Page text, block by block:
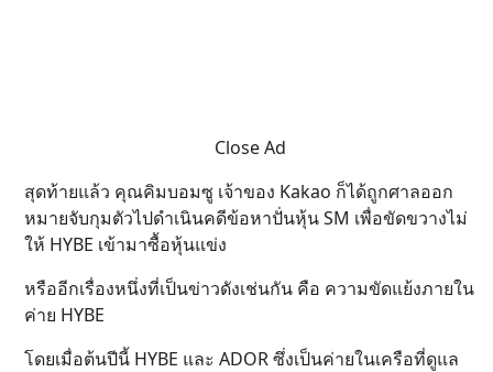
Close Ad
สุดท้ายแล้ว คุณคิมบอมซู เจ้าของ Kakao ก็ได้ถูกศาลออก
หมายจับกุมตัวไปดำเนินคดีข้อหาปั่นหุ้น SM เพื่อขัดขวางไม่
ให้ HYBE เข้ามาซื้อหุ้นแข่ง
หรืออีกเรื่องหนึ่งที่เป็นข่าวดังเช่นกัน คือ ความขัดแย้งภายใน
ค่าย HYBE
โดยเมื่อต้นปีนี้ HYBE และ ADOR ซึ่งเป็นค่ายในเครือที่ดูแล